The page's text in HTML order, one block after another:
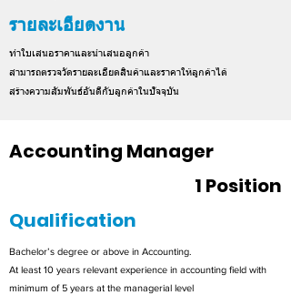
รายละเอียดงาน
ทำใบเสนอราคาและนำเสนอลูกค้า
สามารถตรวจวัดรายละเอียดสินค้าและราคาให้ลูกค้าได้
สร้างความสัมพันธ์อันดีกับลูกค้าในปัจจุบัน
Accounting Manager
1 Position
Qualification
Bachelor’s degree or above in Accounting.
At least 10 years relevant experience in accounting field with
minimum of 5 years at the managerial level